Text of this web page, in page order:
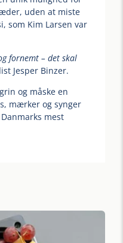
uden at miste
som Kim Larsen var
fornemt – det skal
Jesper Binzer.
og måske en
mærker og synger
mest